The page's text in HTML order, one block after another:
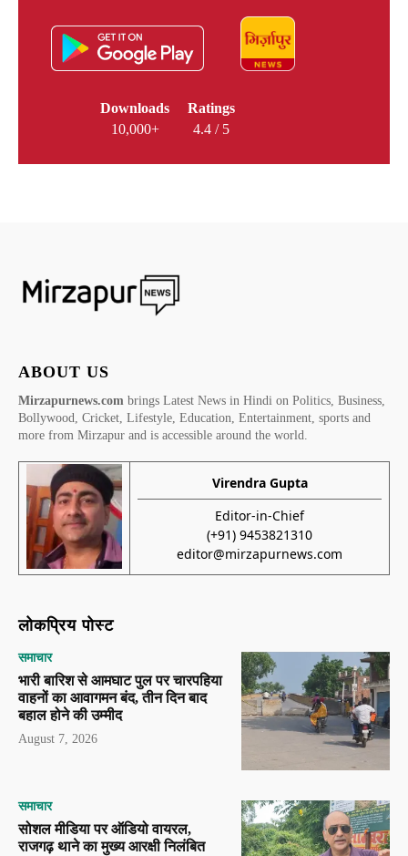
Downloads
10,000+
Ratings
4.4 / 5
ABOUT US
Mirzapurnews.com brings Latest News in Hindi on Politics, Business,
Bollywood, Cricket, Lifestyle, Education, Entertainment, sports and
more from Mirzapur and is accessible around the world.
Virendra Gupta
Editor-in-Chief
(+91) 9453821310
editor@mirzapurnews.com
लोकप्रिय पोस्ट
समाचार
भारी बारिश से आमघाट पुल पर चारपहिया
वाहनों का आवागमन बंद, तीन दिन बाद
बहाल होने की उम्मीद
August 7, 2026
समाचार
सोशल मीडिया पर ऑडियो वायरल,
राजगढ़ थाने का मुख्य आरक्षी निलंबित